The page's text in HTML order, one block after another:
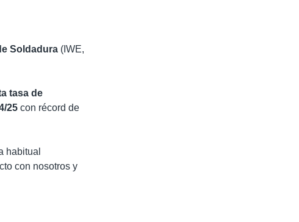
Soldadura (IWE,
tasa de
25 con récord de
habitual
con nosotros y